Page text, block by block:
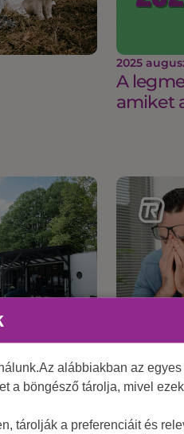
2025
A
amiket
a
2025 május
Ti
alábbiakban az
a böngésző tárolja, mivel
tárolják a preferenciáit és